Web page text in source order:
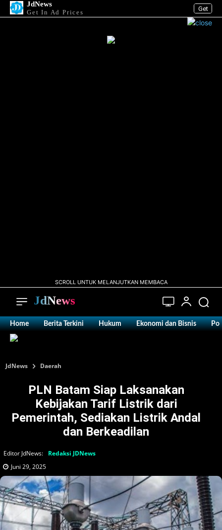
Get
JdNews
Get In Ad Prices
SCROLL UNTUK MELANJUTKAN MEMBACA
JdNews
Home Berita Terkini Hukum Ekonomi dan Bisnis
JdNews Daerah
PLN Batam Siap Laksanakan
Kebijakan Tarif Listrik dari
Pemerintah, Sediakan Listrik Andal
dan Berkeadilan
Editor JdNews:
Redaksi JDNews
Juni 29, 2025